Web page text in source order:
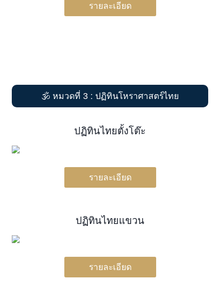
รายละเอียด
🕉️ หมวดที่ 3 : ปฏิทินโหราศาสตร์ไทย
ปฏิทินไทยตั้งโต๊ะ
รายละเอียด
ปฏิทินไทยแขวน
รายละเอียด